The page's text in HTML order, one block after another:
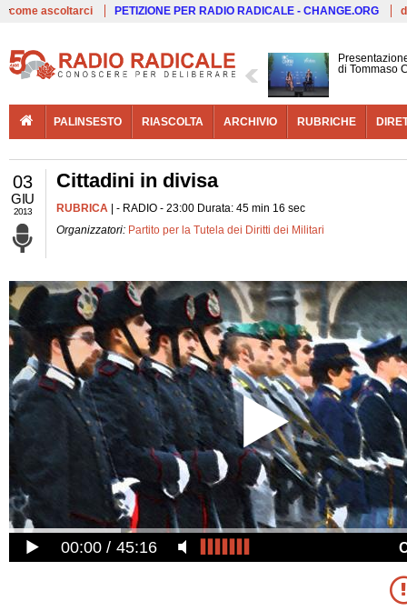
come ascoltarci PETIZIONE PER RADIO RADICALE - CHANGE.ORG
di Tommaso
PALINSESTO RIASCOLTA ARCHIVIO RUBRICHE
03
GIU
2013
Cittadini in divisa
RUBRICA | - RADIO - 23:00 Durata: 45 min 16 sec
Organizzatori: Partito per la Tutela dei Diritti dei Militari
00:00 45:16